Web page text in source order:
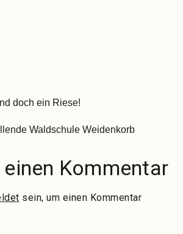
doch ein Riese!
Waldschule Weidenkorb
einen Kommentar
sein, um einen Kommentar